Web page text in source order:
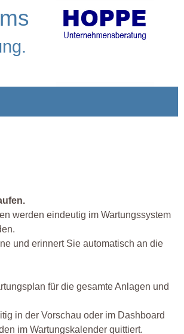
werden eindeutig im Wartungssystem
und erinnert Sie automatisch an die
für die gesamte Anlagen und
in der Vorschau oder im Dashboard
im Wartungskalender quittiert.